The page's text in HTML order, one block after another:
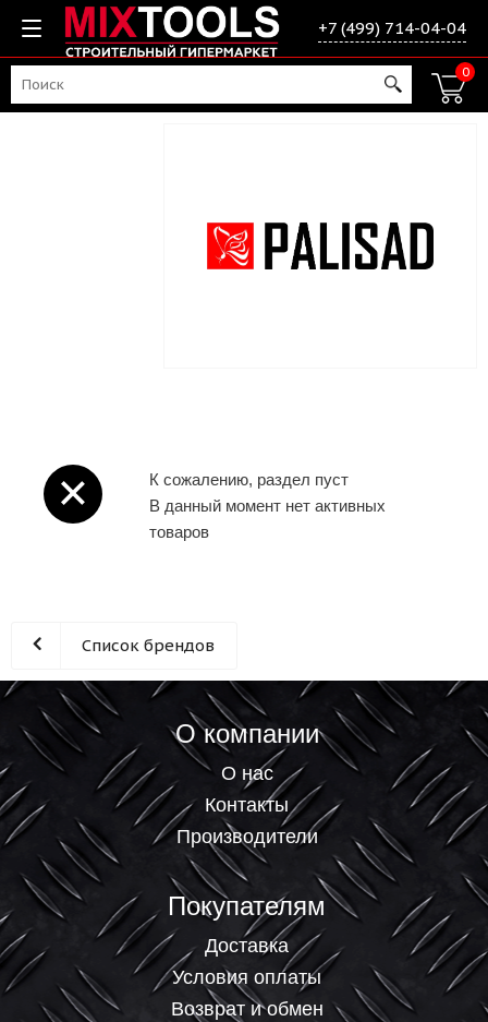
+7 (499) 714-04-04
0
К сожалению, раздел пуст
В данный момент нет активных
товаров
Список брендов
О компании
О нас
Контакты
Производители
Покупателям
Доставка
Условия оплаты
Возврат и обмен